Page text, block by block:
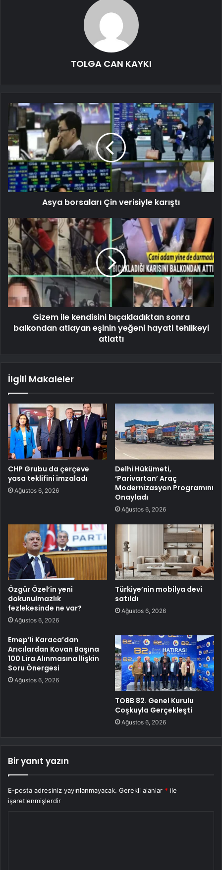
TOLGA CAN KAYKI
Asya borsaları Çin verisiyle karıştı
Gizem ile kendisini bıçakladıktan sonra
balkondan atlayan eşinin yeğeni hayati tehlikeyi
atlattı
İlgili Makaleler
CHP Grubu da çerçeve
yasa teklifini imzaladı
Ağustos 6, 2026
Delhi Hükümeti,
‘Parivartan’ Araç
Modernizasyon Programını
Onayladı
Ağustos 6, 2026
Özgür Özel’in yeni
dokunulmazlık
fezlekesinde ne var?
Ağustos 6, 2026
Türkiye’nin mobilya devi
satıldı
Ağustos 6, 2026
Emep’li Karaca’dan
Arıcılardan Kovan Başına
100 Lira Alınmasına İlişkin
Soru Önergesi
Ağustos 6, 2026
TOBB 82. Genel Kurulu
Coşkuyla Gerçekleşti
Ağustos 6, 2026
Bir yanıt yazın
E-posta adresiniz yayınlanmayacak. Gerekli alanlar * ile
işaretlenmişlerdir